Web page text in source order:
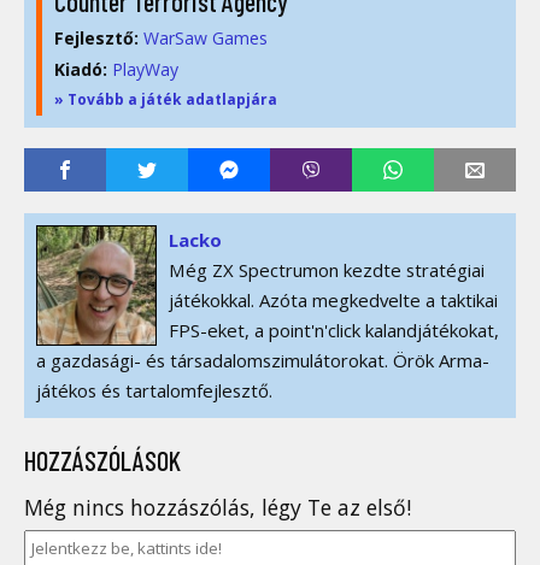
Fejlesztő: WarSaw Games
Kiadó: PlayWay
» Tovább a játék adatlapjára
Lacko
Még ZX Spectrumon kezdte stratégiai
játékokkal. Azóta megkedvelte a taktikai
FPS-eket, a point'n'click kalandjátékokat,
a gazdasági- és társadalomszimulátorokat. Örök Arma-
játékos és tartalomfejlesztő.
HOZZÁSZÓLÁSOK
Még nincs hozzászólás, légy Te az első!